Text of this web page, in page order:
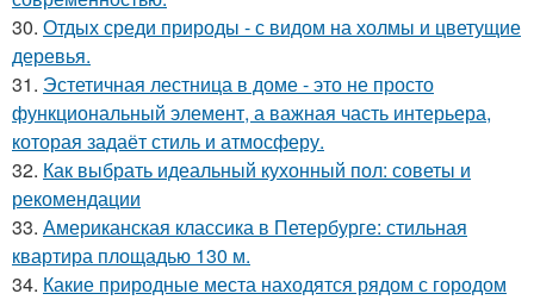
30. Отдых среди природы - с видом на холмы и цветущие
деревья.
31. Эстетичная лестница в доме - это не просто
функциональный элемент, а важная часть интерьера,
которая задаёт стиль и атмосферу.
32. Как выбрать идеальный кухонный пол: советы и
рекомендации
33. Американская классика в Петербурге: стильная
квартира площадью 130 м.
34. Какие природные места находятся рядом с городом